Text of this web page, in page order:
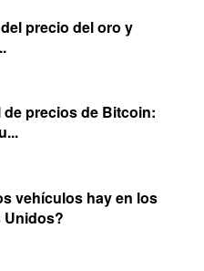
precio del oro y
de precios de Bitcoin:
vehículos hay en los
Unidos?